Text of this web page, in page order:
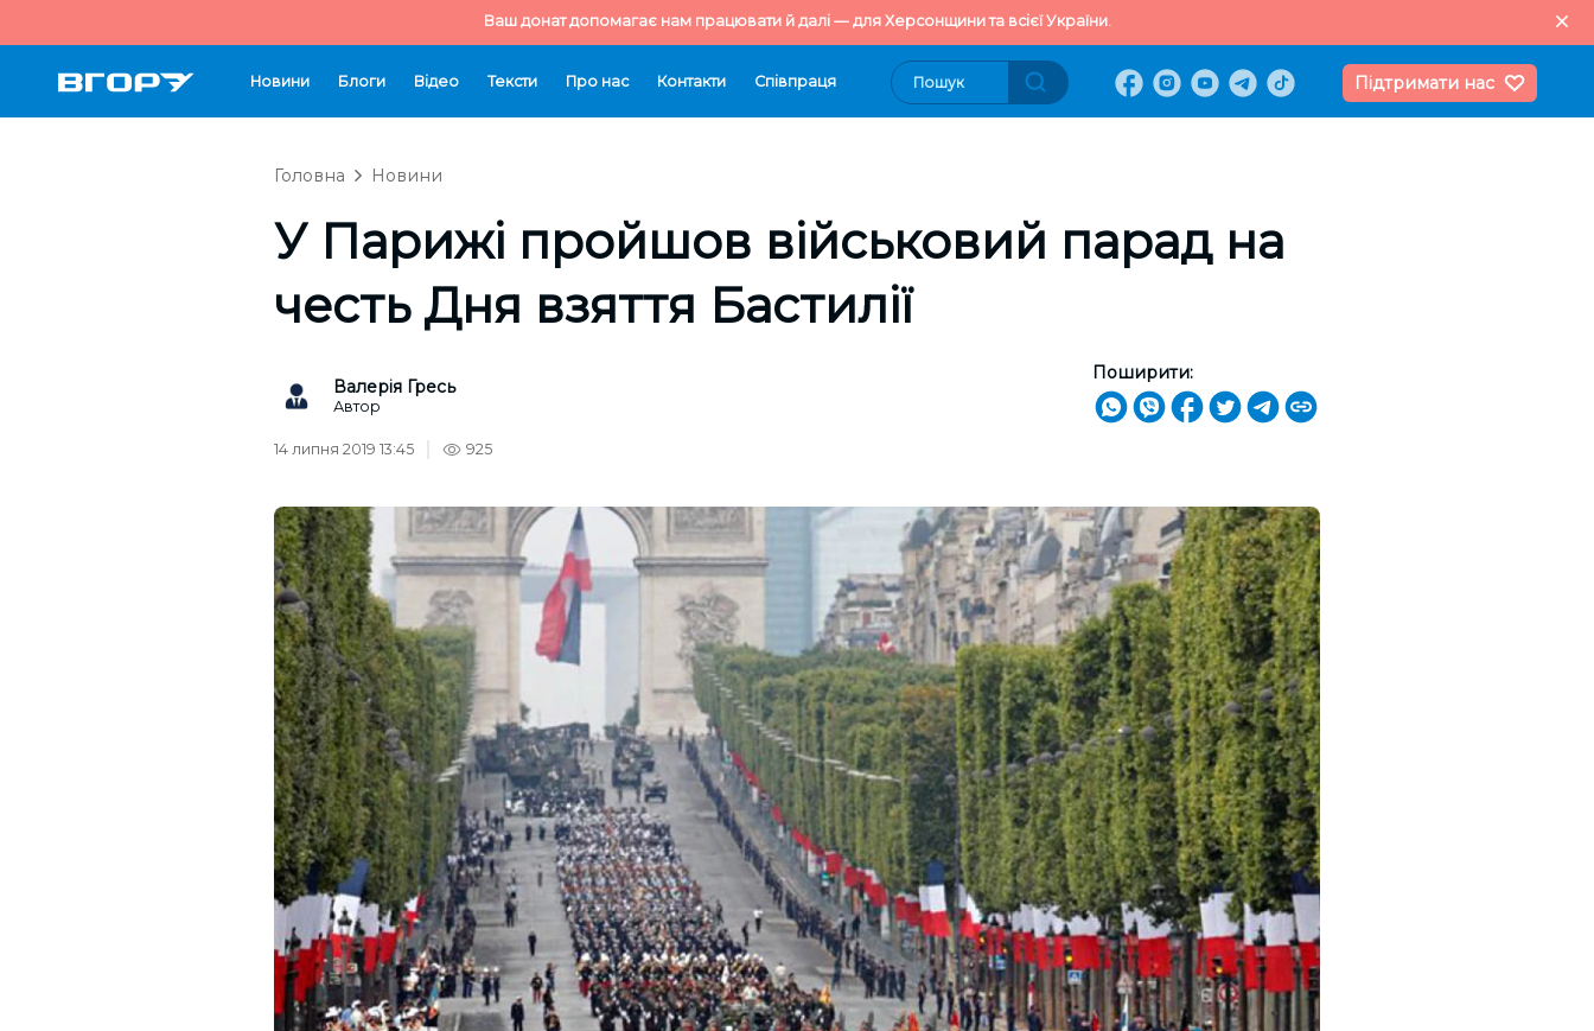
Ваш донат допомагає нам працювати й далі — для Херсонщини та всієї України.
Новини Блоги Відео Тексти Про нас Контакти Cпівпраця Підтримати нас
Головна Новини
У Парижі пройшов військовий парад на
честь Дня взяття Бастилії
Валерія Гресь
Автор
Поширити:
14 липня 2019 13:45 925